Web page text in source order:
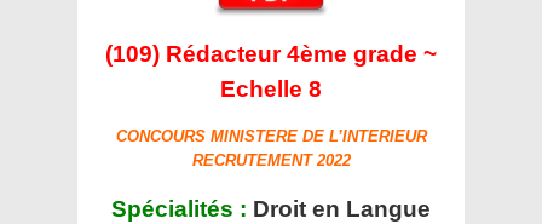
(109) Rédacteur 4ème grade ~
Echelle 8
CONCOURS MINISTERE DE L’INTERIEUR
RECRUTEMENT 2022
Spécialités : Droit en Langue